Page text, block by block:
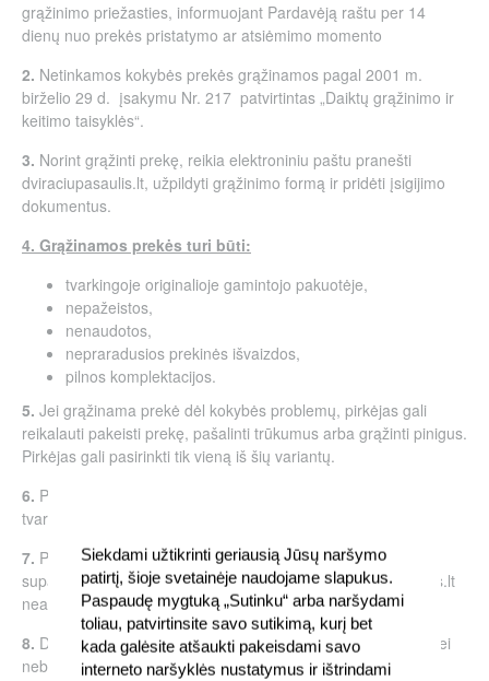
Siekdami užtikrinti geriausią Jūsų naršymo
patirtį, šioje svetainėje naudojame slapukus.
Paspaudę mygtuką „Sutinku“ arba naršydami
toliau, patvirtinsite savo sutikimą, kurį bet
kada galėsite atšaukti pakeisdami savo
interneto naršyklės nustatymus ir ištrindami
grąžinimo priežasties, informuojant Pardavėją raštu per 14
dienų nuo prekės pristatymo ar atsiėmimo momento
2. Netinkamos kokybės prekės grąžinamos pagal 2001 m.
birželio 29 d. įsakymu Nr. 217 patvirtintas „Daiktų grąžinimo ir
keitimo taisyklės“.
3. Norint grąžinti prekę, reikia elektroniniu paštu pranešti
dviraciupasaulis.lt, užpildyti grąžinimo formą ir pridėti įsigijimo
dokumentus.
4. Grąžinamos prekės turi būti:
tvarkingoje originalioje gamintojo pakuotėje,
nepažeistos,
nenaudotos,
nepraradusios prekinės išvaizdos,
pilnos komplektacijos.
5. Jei grąžinama prekė dėl kokybės problemų, pirkėjas gali
reikalauti pakeisti prekę, pašalinti trūkumus arba grąžinti pinigus.
Pirkėjas gali pasirinkti tik vieną iš šių variantų.
6. Prekių grąžinimas vykdomas dviraciupasaulis.lt nustatyta
tvarka.
7. Pirkėjas, siųsdamas prekę Pardavėjui, turi tinkamai ją
supakuoti ir nurodyti teisingą gavėjo adresą. Dviraciupasaulis.lt
neatsako už neteisingai supakuotus ar pažeistus siuntinius.
8. Dviraciupasaulis.lt gali atsisakyti priimti grąžinamą prekę, jei
nebuvo laikomasi nustatytų grąžinimo sąlygų.